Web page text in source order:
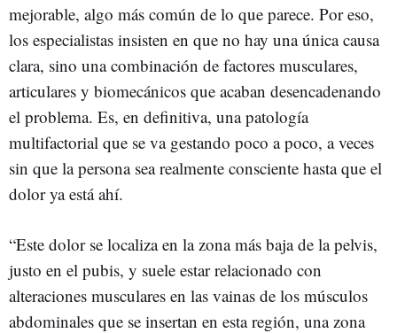
mejorable, algo más común de lo que parece. Por eso,
los especialistas insisten en que no hay una única causa
clara, sino una combinación de factores musculares,
articulares y biomecánicos que acaban desencadenando
el problema. Es, en definitiva, una patología
multifactorial que se va gestando poco a poco, a veces
sin que la persona sea realmente consciente hasta que el
dolor ya está ahí.
“Este dolor se localiza en la zona más baja de la pelvis,
justo en el pubis, y suele estar relacionado con
alteraciones musculares en las vainas de los músculos
abdominales que se insertan en esta región, una zona